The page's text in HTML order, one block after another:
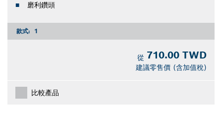
磨利鑽頭
款式: 1
從 710.00 TWD
建議零售價 (含加值稅)
比較產品